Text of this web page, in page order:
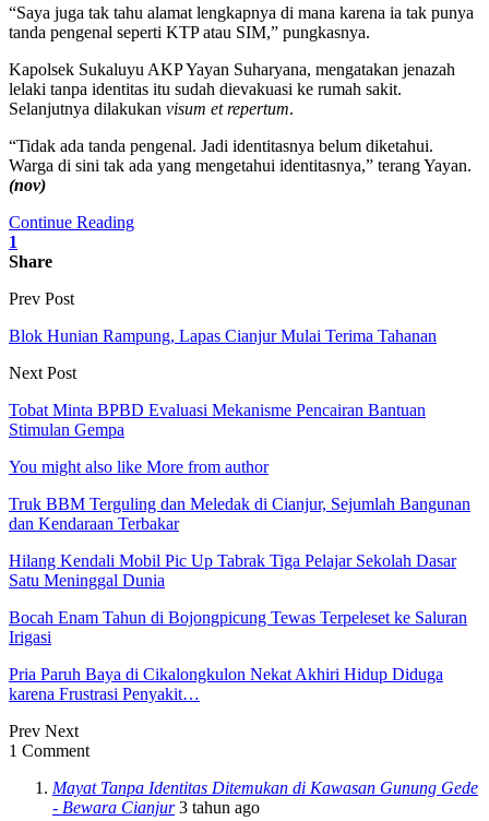
“Saya juga tak tahu alamat lengkapnya di mana karena ia tak punya
tanda pengenal seperti KTP atau SIM,” pungkasnya.
Kapolsek Sukaluyu AKP Yayan Suharyana, mengatakan jenazah
lelaki tanpa identitas itu sudah dievakuasi ke rumah sakit.
Selanjutnya dilakukan visum et repertum.
“Tidak ada tanda pengenal. Jadi identitasnya belum diketahui.
Warga di sini tak ada yang mengetahui identitasnya,” terang Yayan.
(nov)
Continue Reading
1
Share
Prev Post
Blok Hunian Rampung, Lapas Cianjur Mulai Terima Tahanan
Next Post
Tobat Minta BPBD Evaluasi Mekanisme Pencairan Bantuan
Stimulan Gempa
You might also like More from author
Truk BBM Terguling dan Meledak di Cianjur, Sejumlah Bangunan
dan Kendaraan Terbakar
Hilang Kendali Mobil Pic Up Tabrak Tiga Pelajar Sekolah Dasar
Satu Meninggal Dunia
Bocah Enam Tahun di Bojongpicung Tewas Terpeleset ke Saluran
Irigasi
Pria Paruh Baya di Cikalongkulon Nekat Akhiri Hidup Diduga
karena Frustrasi Penyakit…
Prev Next
1 Comment
Mayat Tanpa Identitas Ditemukan di Kawasan Gunung Gede
- Bewara Cianjur 3 tahun ago